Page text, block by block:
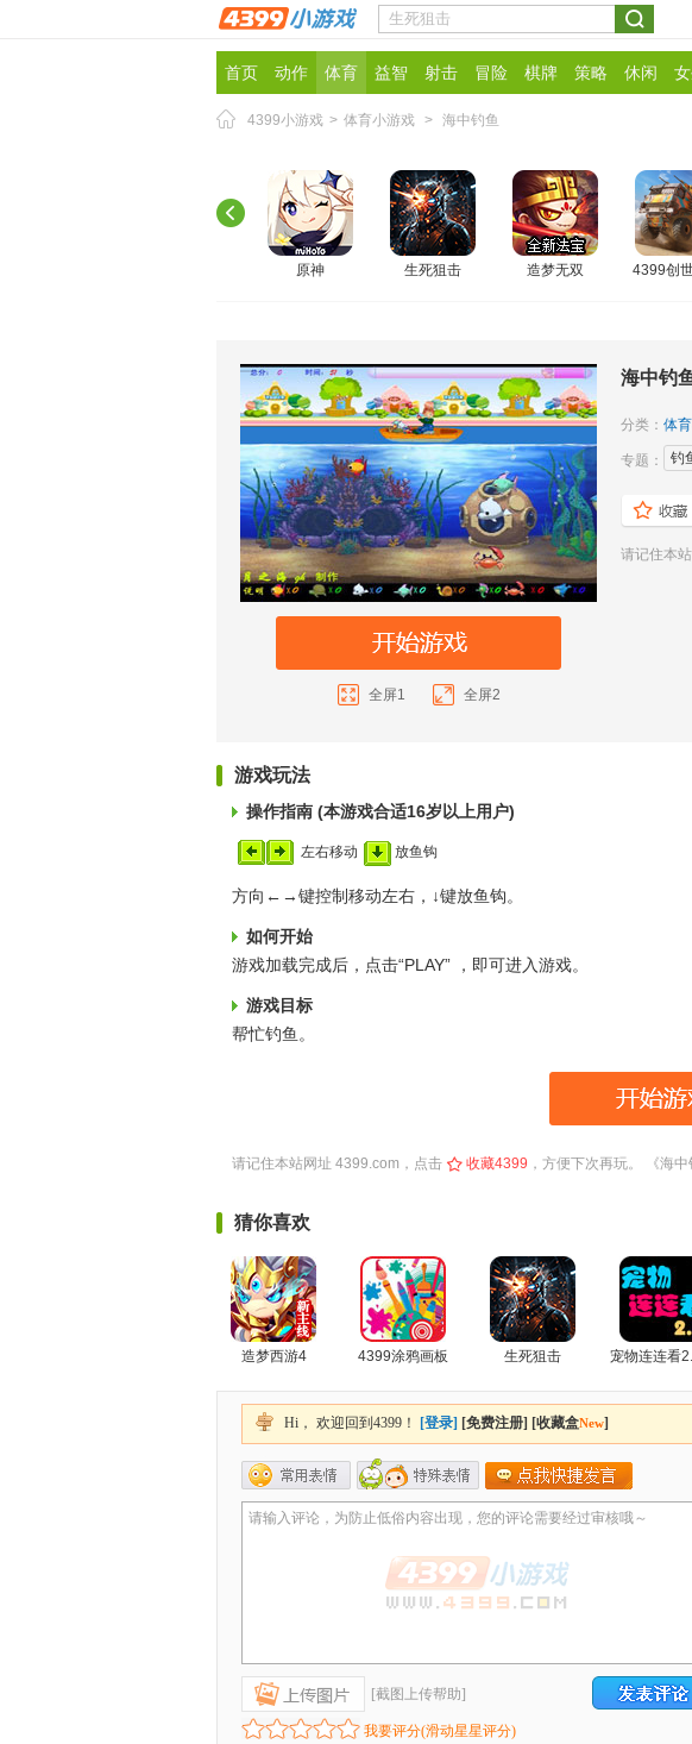
首页 动作 体育 益智 射击 冒险 棋牌 策略 休闲
4399小游戏 > 体育小游戏 > 海中钓鱼
原神 生死狙击 造梦无双 4399创
全屏1 全屏2
海中钓
分类： 体
专题： 钓
请记住本
游戏玩法
操作指南 (本游戏合适16岁以上用户)
左右移动 放鱼钩
方向←→键控制移动左右，↓键放鱼钩。
如何开始
游戏加载完成后，点击“PLAY” ，即可进入游戏。
游戏目标
帮忙钓鱼。
请记住本站网址 4399.com ，点击 收藏4399 ，方便下次再玩。 《海
猜你喜欢
造梦西游4 4399涂鸦画板 生死狙击 宠物连连看